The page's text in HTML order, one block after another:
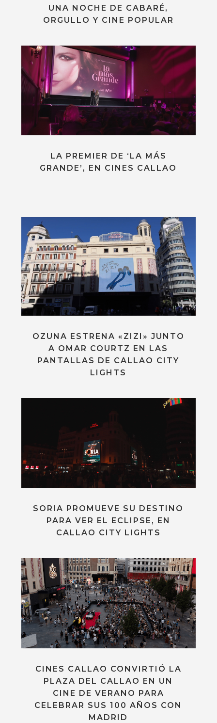
UNA NOCHE DE CABARÉ,
ORGULLO Y CINE POPULAR
LA PREMIER DE ‘LA MÁS
GRANDE’, EN CINES CALLAO
OZUNA ESTRENA «ZIZI» JUNTO
A OMAR COURTZ EN LAS
PANTALLAS DE CALLAO CITY
LIGHTS
SORIA PROMUEVE SU DESTINO
PARA VER EL ECLIPSE, EN
CALLAO CITY LIGHTS
CINES CALLAO CONVIRTIÓ LA
PLAZA DEL CALLAO EN UN
CINE DE VERANO PARA
CELEBRAR SUS 100 AÑOS CON
MADRID